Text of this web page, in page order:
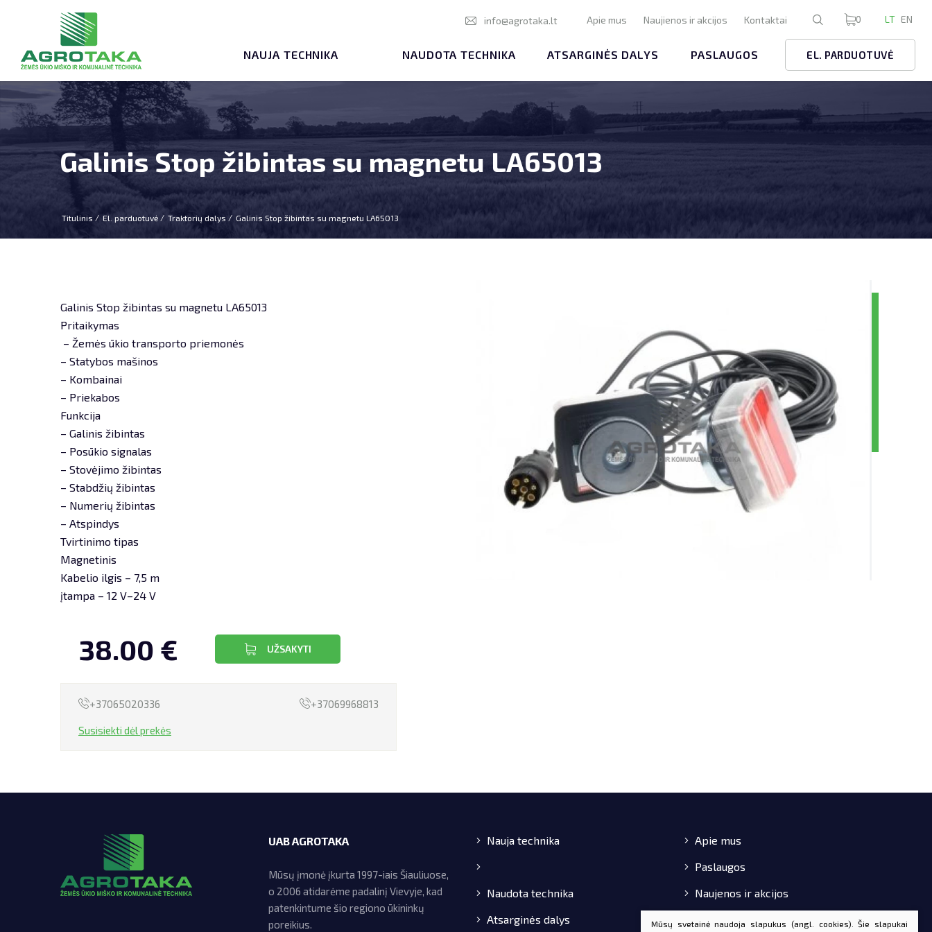
info@agrotaka.lt Apie mus Naujienos ir akcijos Kontaktai 0 LT EN
NAUJA TECHNIKA NAUDOTA TECHNIKA ATSARGINĖS DALYS PASLAUGOS EL. PARDUOTUVĖ
Galinis Stop žibintas su magnetu LA65013
Titulinis El. parduotuvė Traktorių dalys Galinis Stop žibintas su magnetu LA65013
Galinis Stop žibintas su magnetu LA65013
Pritaikymas
– Žemės ūkio transporto priemonės
– Statybos mašinos
– Kombainai
– Priekabos
Funkcija
– Galinis žibintas
– Posūkio signalas
– Stovėjimo žibintas
– Stabdžių žibintas
– Numerių žibintas
– Atspindys
Tvirtinimo tipas
Magnetinis
Kabelio ilgis – 7,5 m
įtampa – 12 V–24 V
38.00 € UŽSAKYTI
+37065020336 +37069968813
Susisiekti dėl prekės
UAB AGROTAKA
Mūsų įmonė įkurta 1997-iais Šiauliuose,
o 2006 atidarėme padalinį Vievyje, kad
patenkintume šio regiono ūkininkų
poreikius.
Nauja technika
Naudota technika
Atsarginės dalys
Apie mus
Paslaugos
Naujenos ir akcijos
Pirkimo-pardavimo taisyklės
Mūsų svetainė naudoja slapukus (angl. cookies). Šie slapukai